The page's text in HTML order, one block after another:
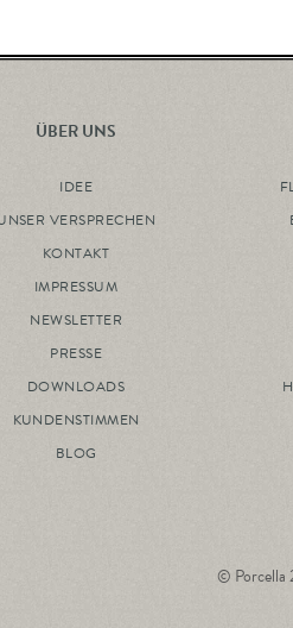
ÜBER UNS
IDEE
VERSPRECHEN
KONTAKT
IMPRESSUM
NEWSLETTER
PRESSE
DOWNLOADS
KUNDENSTIMMEN
BLOG
© Porcella